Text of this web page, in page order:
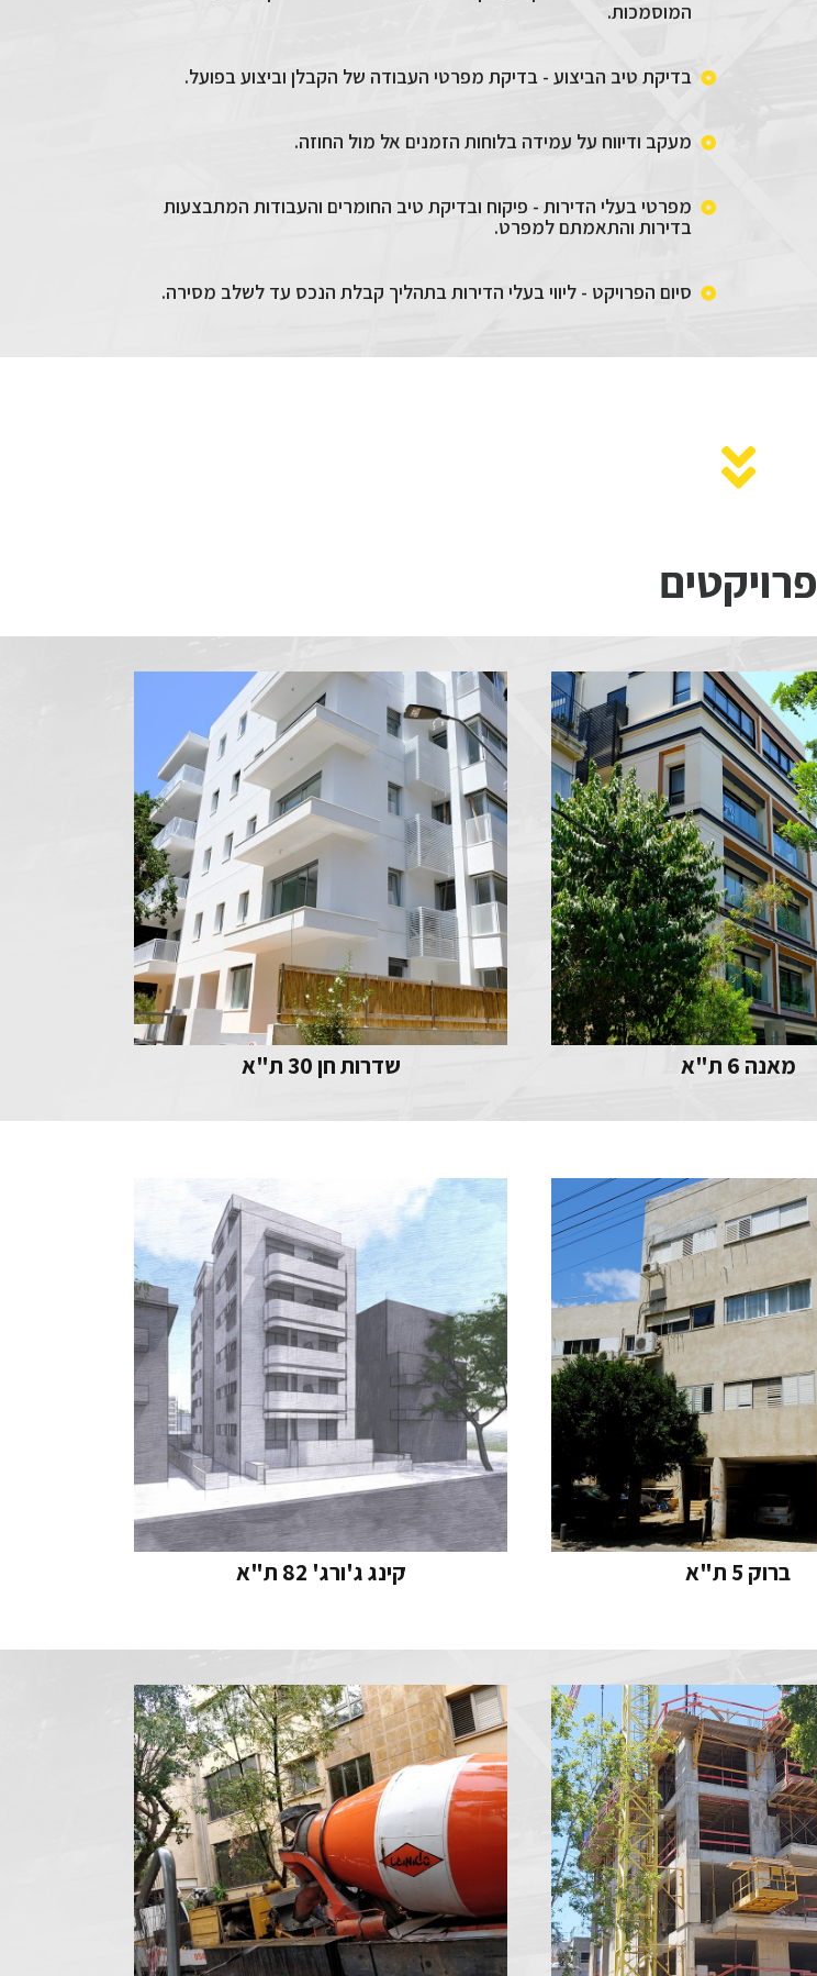
המוסמכות.
בדיקת טיב הביצוע - בדיקת מפרטי העבודה של הקבלן וביצוע בפועל.
מעקב ודיווח על עמידה בלוחות הזמנים אל מול החוזה.
מפרטי בעלי הדירות - פיקוח ובדיקת טיב החומרים והעבודות המתבצעות
בדירות והתאמתם למפרט.
סיום הפרויקט - ליווי בעלי הדירות בתהליך קבלת הנכס עד לשלב מסירה.
פרויקטים
מאנה 6 ת"א שדרות חן 30 ת"א
ברוק 5 ת"א קינג ג'ורג' 82 ת"א